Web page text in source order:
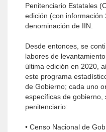
Penitenciario Estatales
edición (con información
denominación de IIN.
Desde entonces, se
labores de
última edición en 2020,
este programa
de Gobierno; cada uno
específicas de gobierno,
penitenciario:
• Censo Nacional de